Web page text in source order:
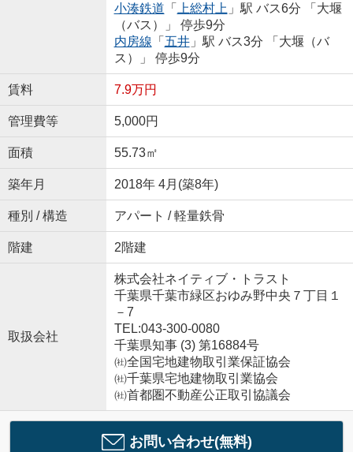
小湊鉄道 「 上総村上 」駅 バス6分 「大堰
（バス）」 停歩9分
内房線 「 五井」駅 バス3分 「大堰（バ
ス）」 停歩9分
賃料 7.9万円
管理費等 5,000円
面積 55.73㎡
築年月 2018年 4月(築8年)
種別 / 構造 アパート / 軽量鉄骨
階建 2階建
取扱会社
株式会社ネイティブ・トラスト
千葉県千葉市緑区おゆみ野中央７丁目１
－7
TEL:043-300-0080
千葉県知事 (3) 第16884号
㈳全国宅地建物取引業保証協会
㈳千葉県宅地建物取引業協会
㈳首都圏不動産公正取引協議会
お問い合わせ(無料)